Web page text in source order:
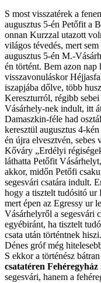
S most visszatérek a
augusztus 5-én Petőfit a
onnan Kurzzal utazott
világos tévedés, mert
augusztus 5-én M.-
én történt. Bem azon nap
visszavonuláskor
iszapjába dőlve, több
Kereszturról, régibb
Vásárhely-nek indult, itt
Damaszkin-féle had
keresztül augusztus 4-
én újra elvesztvén, sebes
Kőváry „Erdélyi
láthatta Petőfit
akkor, midőn Petőfi
segesvári csatára indult.
hogy a tisztelt tudósitó
mert épen az Egressy ur
Vásárhelyről a segesvári
egyébiránt, ha tisztelt
csata után történtnek
Dénes gróf még
S ekkor a történész
csatatéren
segesvári, hanem a